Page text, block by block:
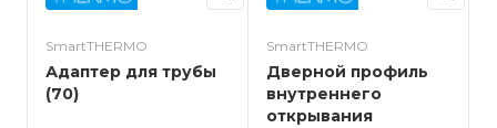
SmartTHERMO
Адаптер для трубы
(70)
SmartTHERMO
Дверной профиль
внутреннего
открывания